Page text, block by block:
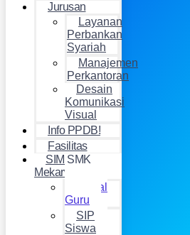
Jurusan
Layanan
Perbankan
Syariah
Manajemen
Perkantoran
Desain
Komunikasi
Visual
Info PPDB!
Fasilitas
SIM SMK
Mekarwangi
Jurnal
Guru
SIP
Siswa